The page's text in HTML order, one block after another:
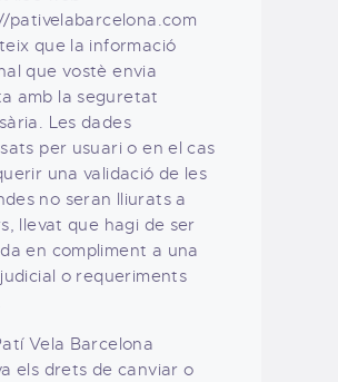
pativelabarcelona.com
que la informació
que vostè envia
amb la seguretat
Les dades
per usuari o en el cas
una validació de les
no seran lliurats a
llevat que hagi de ser
en compliment a una
o requeriments
Vela Barcelona
els drets de canviar o